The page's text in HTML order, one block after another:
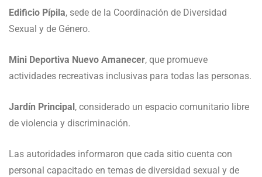
Edificio Pípila, sede de la Coordinación de Diversidad
Sexual y de Género.
Mini Deportiva Nuevo Amanecer, que promueve
actividades recreativas inclusivas para todas las personas.
Jardín Principal , considerado un espacio comunitario libre
de violencia y discriminación.
Las autoridades informaron que cada sitio cuenta con
personal capacitado en temas de diversidad sexual y de